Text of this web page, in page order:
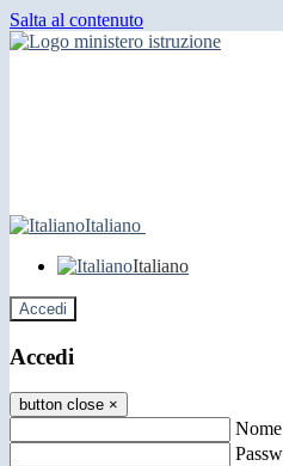
Salta al contenuto
Italiano
Italiano
Accedi
Accedi
button close ×